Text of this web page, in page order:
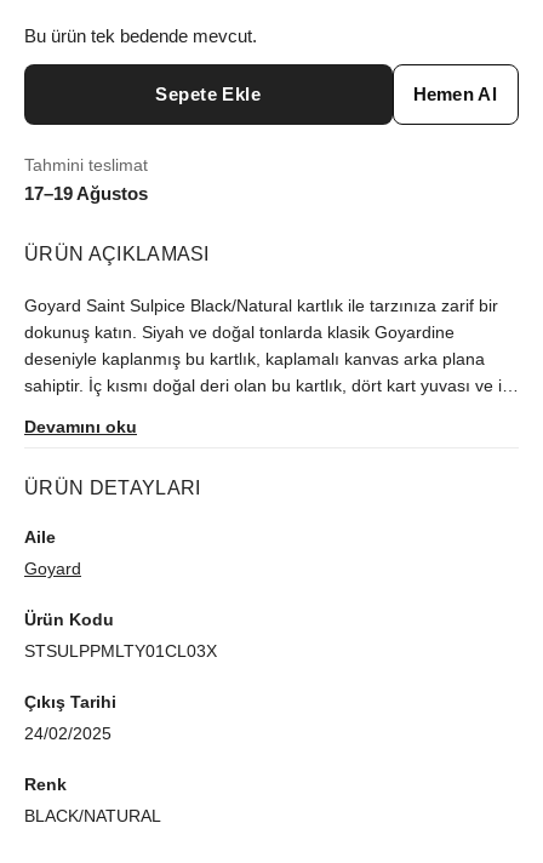
Bu ürün tek bedende mevcut.
Sepete Ekle Hemen Al
Tahmini teslimat
17–19 Ağustos
ÜRÜN AÇIKLAMASI
Goyard Saint Sulpice Black/Natural kartlık ile tarzınıza zarif bir
dokunuş katın. Siyah ve doğal tonlarda klasik Goyardine
deseniyle kaplanmış bu kartlık, kaplamalı kanvas arka plana
sahiptir. İç kısmı doğal deri olan bu kartlık, dört kart yuvası ve iç
gerekmemektedir.
Devamını oku
ÜRÜN DETAYLARI
Aile
Goyard
Ürün Kodu
STSULPPMLTY01CL03X
Çıkış Tarihi
24/02/2025
Renk
BLACK/NATURAL